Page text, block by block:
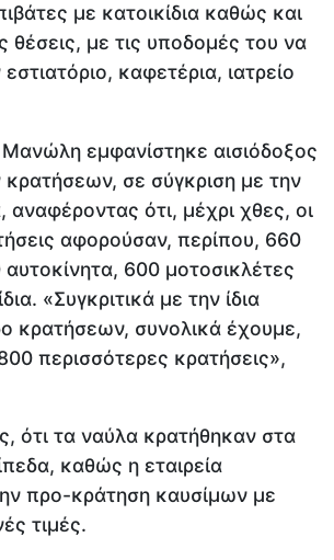
με κατοικίδια καθώς και
θέσεις, με τις υποδομές του να
καφετέρια, ιατρείο
εμφανίστηκε αισιόδοξος
κρατήσεων, σε σύγκριση με την
αναφέροντας ότι, μέχρι χθες, οι
αφορούσαν, περίπου, 660
600 μοτοσικλέτες
«Συγκριτικά με την ίδια
κρατήσεων, συνολικά έχουμε,
περισσότερες κρατήσεις»,
ότι τα ναύλα κρατήθηκαν στα
καθώς η εταιρεία
προ-κράτηση καυσίμων με
τιμές.